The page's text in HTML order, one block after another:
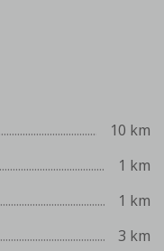
10 km
1 km
1 km
3 km